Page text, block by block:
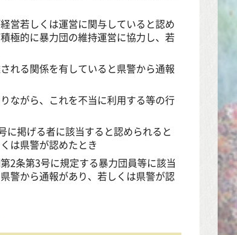
営若しくは運営に関与していると認め
極的に暴力団の維持運営に協力し、若
れる関係を有していると県警から通報
ながら、これを不当に利用する等の行
に掲げる者に該当すると認められると
は県警が認めたとき
2条第3号に規定する暴力団員等に該当
警から通報があり、若しくは県警が認